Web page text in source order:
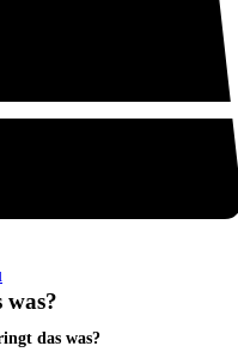
was?
das was?